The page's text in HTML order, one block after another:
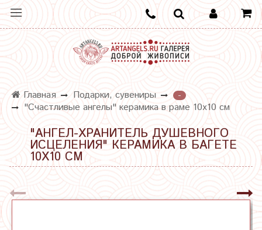
Главная Подарки, сувениры
-
"Счастливые ангелы" керамика в раме 10х10 см
"АНГЕЛ-ХРАНИТЕЛЬ ДУШЕВНОГО
ИСЦЕЛЕНИЯ" КЕРАМИКА В БАГЕТЕ
10Х10 СМ